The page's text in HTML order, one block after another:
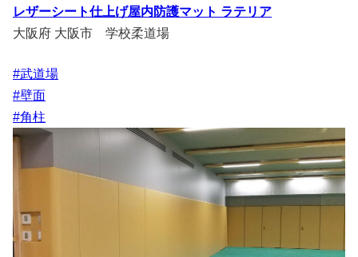
レザーシート仕上げ屋内防護マット ラテリア
大阪府 大阪市 学校柔道場
#武道場
#壁面
#角柱